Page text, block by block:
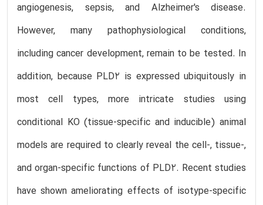
angiogenesis, sepsis, and Alzheimer's disease.
However, many pathophysiological conditions,
including cancer development, remain to be tested. In
addition, because PLD2 is expressed ubiquitously in
most cell types, more intricate studies using
conditional KO (tissue-specific and inducible) animal
models are required to clearly reveal the cell-, tissue-,
and organ-specific functions of PLD2. Recent studies
have shown ameliorating effects of isotype-specific